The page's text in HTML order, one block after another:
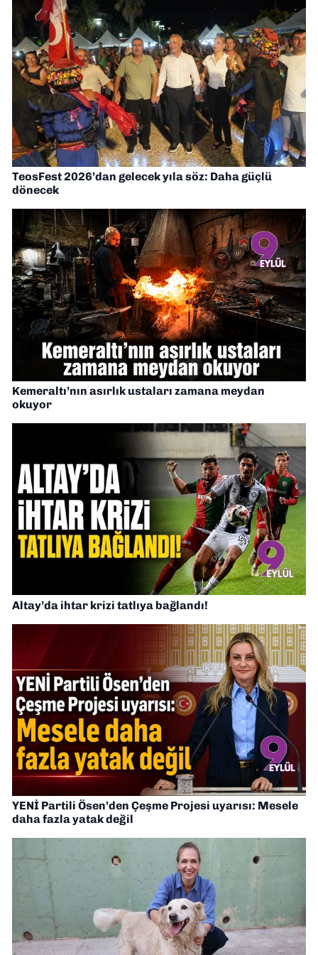
TeosFest 2026’dan gelecek yıla söz: Daha güçlü
dönecek
Kemeraltı’nın asırlık ustaları zamana meydan
okuyor
Altay’da ihtar krizi tatlıya bağlandı!
YENİ Partili Ösen’den Çeşme Projesi uyarısı: Mesele
daha fazla yatak değil